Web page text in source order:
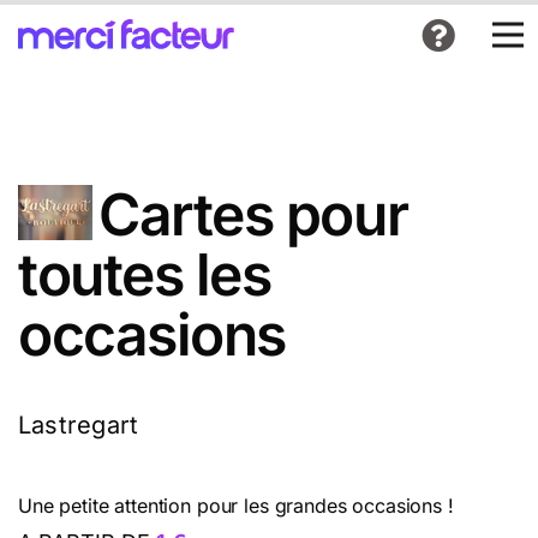
Cartes pour
toutes les
occasions
Lastregart
Une petite attention pour les grandes occasions !